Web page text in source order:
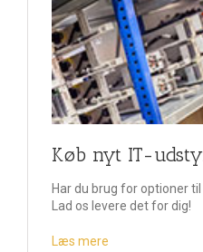
Køb nyt IT-
Har du brug for optioner
Lad os levere det for dig!
Læs mere